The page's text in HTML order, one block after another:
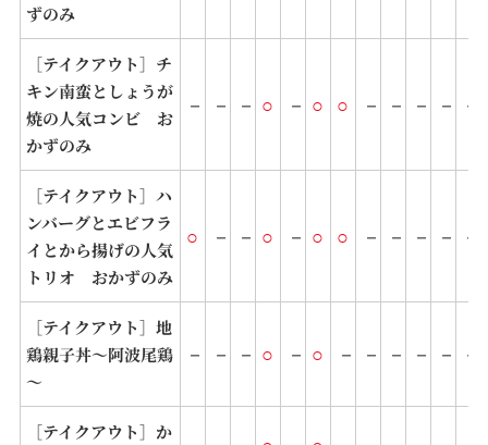
ずのみ
［テイクアウト］チ
キン南蛮としょうが
焼の人気コンビ お
かずのみ
－ － － ○ － ○ ○ － － － － －
［テイクアウト］ハ
ンバーグとエビフラ
イとから揚げの人気
トリオ おかずのみ
○ － － ○ － ○ ○ － － － － －
［テイクアウト］地
鶏親子丼～阿波尾鶏
～
－ － － ○ － ○ － － － － － －
［テイクアウト］か